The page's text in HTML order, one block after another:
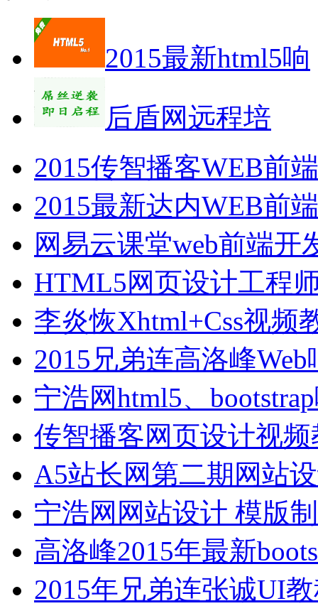
2015最新html5响
后盾网远程培
2015传智播客WEB前
2015最新达内WEB前
网易云课堂web前端开
HTML5网页设计工程
李炎恢Xhtml+Css视频
2015兄弟连高洛峰
宁浩网html5、
传智播客网页设计视
A5站长网第二期网站
宁浩网网站设计 模版
高洛峰2015年最新
2015年兄弟连张诚UI